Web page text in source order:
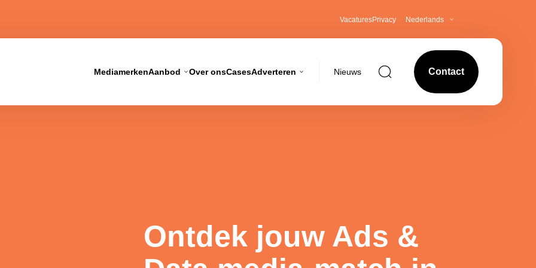
VacaturesPrivacy Nederlands
MediamerkenAanbod Over onsCasesAdverteren Nieuws
Search for
Contact
Ontdek jouw Ads &